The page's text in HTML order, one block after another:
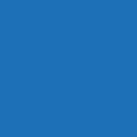
toptan
yüksek
tanır. Özellikle
çocukların
ürünlerdir.
Seçenekleri: